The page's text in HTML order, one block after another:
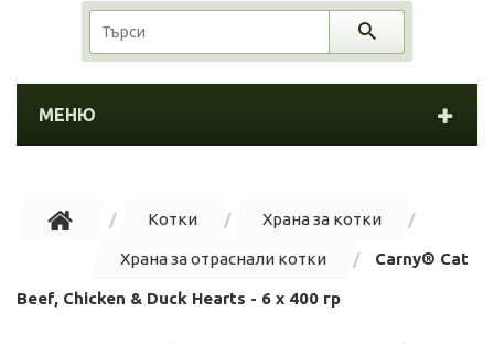
МЕНЮ
Котки Храна за котки
Храна за отраснали котки Carny® Cat
Beef, Chicken & Duck Hearts - 6 х 400 гр